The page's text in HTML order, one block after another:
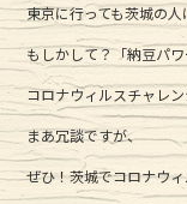
東京に行っても茨城の
もしかして？「納豆パ
コロナウィルスチャレン
まあ冗談ですが、
ぜひ！茨城でコロナウ